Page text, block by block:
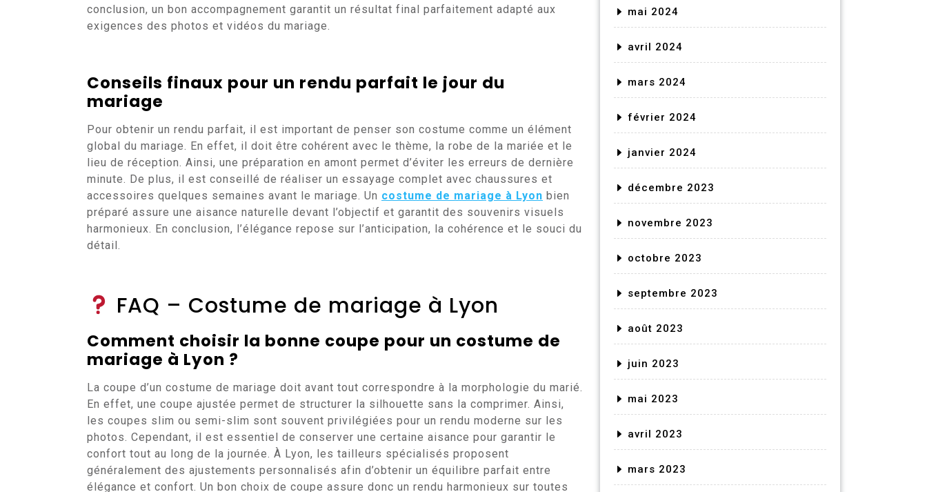
conclusion, un bon accompagnement garantit un résultat final parfaitement adapté aux
exigences des photos et vidéos du mariage.
Conseils finaux pour un rendu parfait le jour du
mariage
Pour obtenir un rendu parfait, il est important de penser son costume comme un élément
global du mariage. En effet, il doit être cohérent avec le thème, la robe de la mariée et le
lieu de réception. Ainsi, une préparation en amont permet d’éviter les erreurs de dernière
minute. De plus, il est conseillé de réaliser un essayage complet avec chaussures et
accessoires quelques semaines avant le mariage. Un costume de mariage à Lyon bien
préparé assure une aisance naturelle devant l’objectif et garantit des souvenirs visuels
harmonieux. En conclusion, l’élégance repose sur l’anticipation, la cohérence et le souci du
détail.
FAQ – Costume de mariage à Lyon
Comment choisir la bonne coupe pour un costume de
mariage à Lyon ?
La coupe d’un costume de mariage doit avant tout correspondre à la morphologie du marié.
En effet, une coupe ajustée permet de structurer la silhouette sans la comprimer. Ainsi,
les coupes slim ou semi-slim sont souvent privilégiées pour un rendu moderne sur les
photos. Cependant, il est essentiel de conserver une certaine aisance pour garantir le
confort tout au long de la journée. À Lyon, les tailleurs spécialisés proposent
généralement des ajustements personnalisés afin d’obtenir un équilibre parfait entre
élégance et confort. Un bon choix de coupe assure donc un rendu harmonieux sur toutes
mai 2024
avril 2024
mars 2024
février 2024
janvier 2024
décembre 2023
novembre 2023
octobre 2023
septembre 2023
août 2023
juin 2023
mai 2023
avril 2023
mars 2023